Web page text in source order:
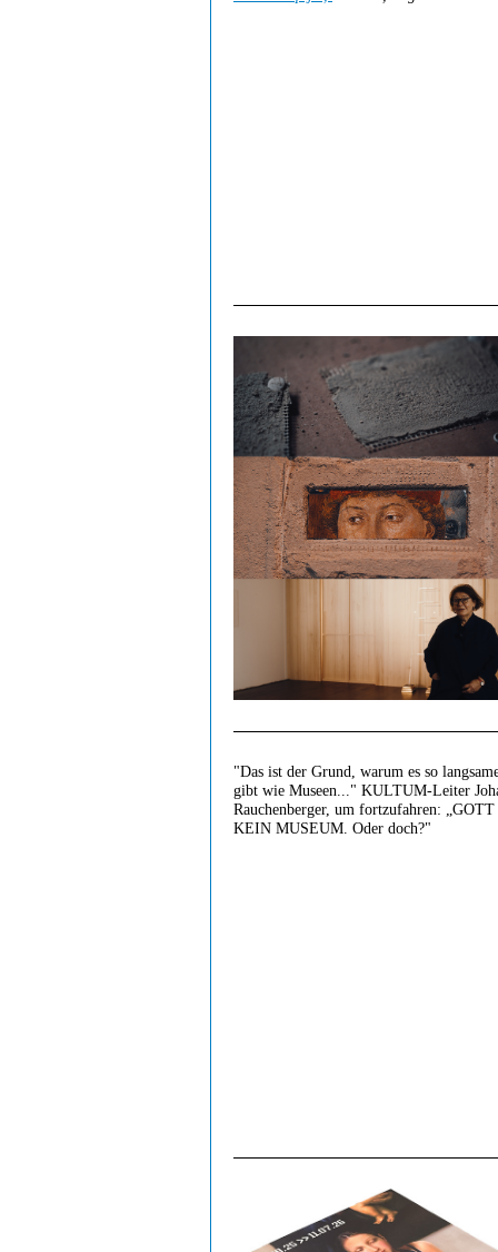
"Das ist der Grund, warum es so
gibt wie Museen..." KULTUM-Leiter
Rauchenberger, um fortzufahren:
KEIN MUSEUM. Oder doch?"